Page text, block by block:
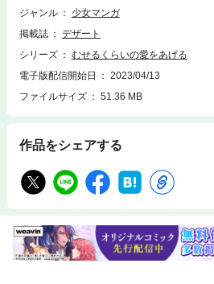
ジャンル
少女マンガ
掲載誌
デザート
シリーズ
むせるくらいの愛をあげる
電子版配信開始日
2023/04/13
ファイルサイズ
51.36 MB
作品をシェアする